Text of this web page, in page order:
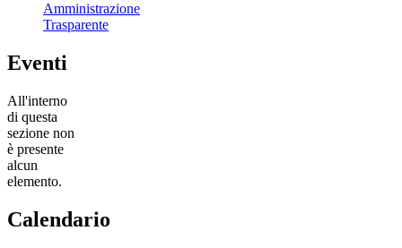
Amministrazione
Trasparente
Eventi
All'interno
di questa
sezione non
è presente
alcun
elemento.
Calendario